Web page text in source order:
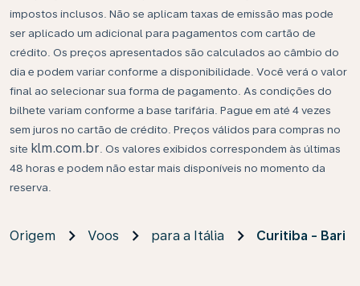
impostos inclusos. Não se aplicam taxas de emissão mas pode
ser aplicado um adicional para pagamentos com cartão de
crédito. Os preços apresentados são calculados ao câmbio do
dia e podem variar conforme a disponibilidade. Você verá o valor
final ao selecionar sua forma de pagamento. As condições do
bilhete variam conforme a base tarifária. Pague em até 4 vezes
sem juros no cartão de crédito. Preços válidos para compras no
site klm.com.br . Os valores exibidos correspondem às últimas
48 horas e podem não estar mais disponíveis no momento da
reserva.
Origem Voos para a Itália Curitiba - Bari